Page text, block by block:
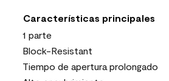
Características principales
1 parte
Block-Resistant
Tiempo de apertura prolongado